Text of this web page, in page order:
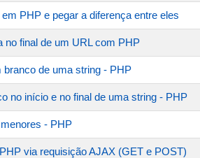
PHP e pegar a diferença entre eles
no final de um URL com PHP
de uma string - PHP
no início e no final de uma string - PHP
- PHP
via requisição AJAX (GET e POST)